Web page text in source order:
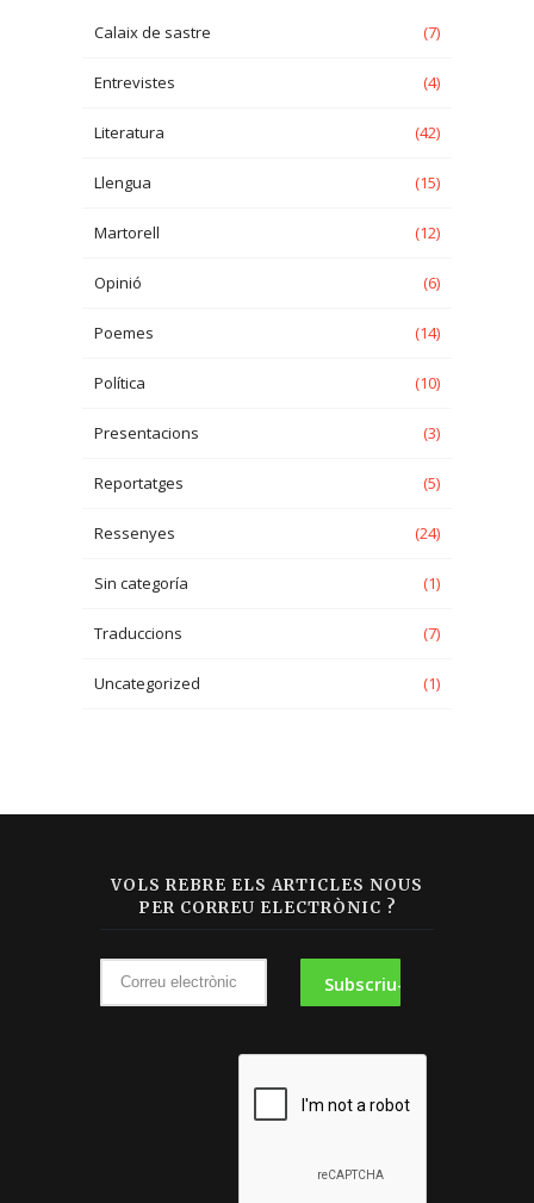
Calaix de sastre (7)
Entrevistes (4)
Literatura (42)
Llengua (15)
Martorell (12)
Opinió (6)
Poemes (14)
Política (10)
Presentacions (3)
Reportatges (5)
Ressenyes (24)
Sin categoría (1)
Traduccions (7)
Uncategorized (1)
VOLS REBRE ELS ARTICLES NOUS
PER CORREU ELECTRÒNIC ?